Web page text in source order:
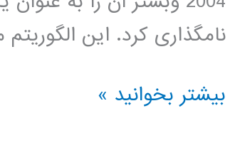
نامگذاری کرد. این
فیلم
بیشتر بخوانید »